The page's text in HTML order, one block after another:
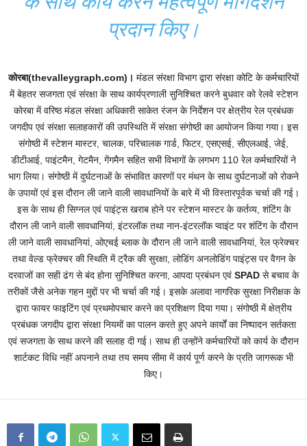
प्रदान किए।
कोरबा(thevalleygraph.com)। मंडल संरक्षा विभाग द्वारा संरक्षा कोटि के कर्मचारियों
में बेहतर सजगता एवं संरक्षा के साथ कार्यप्रणाली सुनिश्चित करने बुधवार को रेलवे स्टेशन
कोरबा में वरिष्ठ मंडल संरक्षा अधिकारी साकेत रंजन के निर्देशन पर क्षेत्रीय रेल प्रबंधक
जगदीप एवं संरक्षा सलाहकारों की उपस्थिति में संरक्षा संगोष्ठी का आयोजन किया गया। इस
संगोष्ठी में स्टेशन मास्टर, चालक, परिचालक गार्ड, फिटर, एसएसई, सीएलआई, जेई,
डीटीआई, पाइंटमैन, गेटमैन, गेंगमैन सहित सभी विभागों के लगभग 110 रेल कर्मचारियों ने
भाग लिया। संगोष्ठी में दुर्घटनाओं के संभावित कारणों पर मंथन के साथ दुर्घटनाओं को रोकने
के उपायों एवं इस दौरान ली जाने वाली सावधानियों के बारे में भी विस्तारपूर्वक चर्चा की गई।
इस के साथ ही सिग्नल एवं पाइंट्स खराब होने पर स्टेशन मास्टर के कर्तव्य, शंटिंग के
दौरान ली जाने वाली सावधानियां, इंटरलॉक तथा नान-इंटरलॉक प्वाइंट पर शंटिंग के दौरान
ली जाने वाली सावधानियां, ओएचई ब्लाक के दौरान ली जाने वाली सावधानियां, रेल फ्रेक्चर
तथा वेल्ड फ्रेक्चर की स्थिति में ट्रैक की सुरक्षा, लोडिंग अनलोडिंग पाइंट्स पर वैगन के
दरवाजों का सही ढंग से बंद होना सुनिश्चित करना, आपदा प्रबंधन एवं SPAD से बचाव के
तरीकों जैसे अनेक गहन मुद्दों पर भी चर्चा की गई। इसके अलावा नागरिक सुरक्षा निरीक्षक के
द्वारा फायर फाइटिंग एवं प्रथमोपचार करने का प्रशिक्षण दिया गया। संगोष्ठी में क्षेत्रीय
प्रबंधक जगदीप द्वारा संरक्षा नियमों का पालन करते हुए अपने कार्यों का निष्पादन सर्तकता
एवं सजगता के साथ करने की सलाह दी गई। साथ ही उन्होंने कर्मचारियों को कार्य के दौरान
शार्टकट विधि नहीं अपनाने तथा तय समय सीमा में कार्य पूर्ण करने के प्रति जागरूक भी
किए।